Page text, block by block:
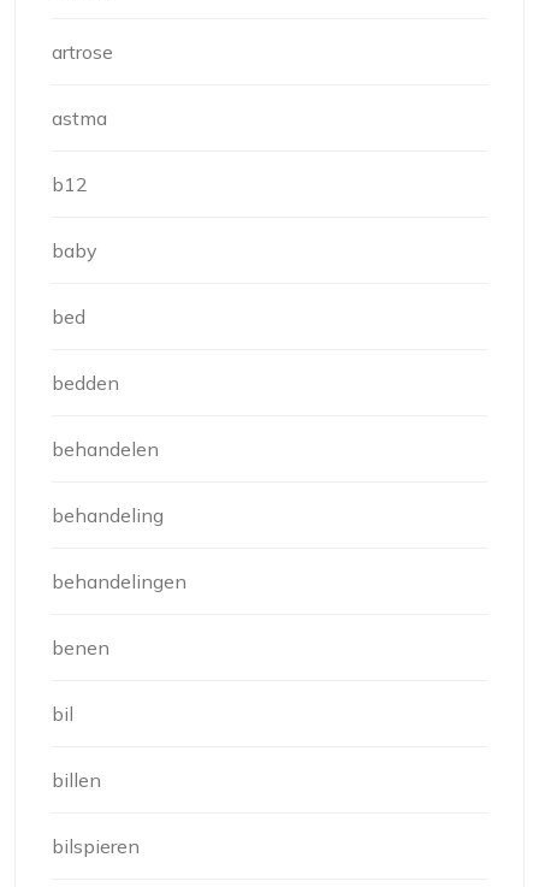
artrose
astma
b12
baby
bed
bedden
behandelen
behandeling
behandelingen
benen
bil
billen
bilspieren